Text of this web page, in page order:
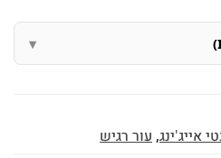
אייג'ינג, עור רגיש